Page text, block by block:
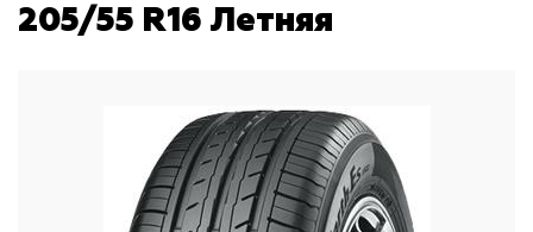
205/55 R16 Летняя